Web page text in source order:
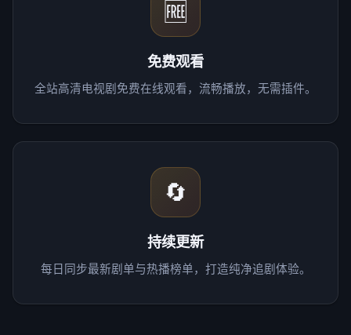
🆓
免费观看
全站高清电视剧免费在线观看，流畅播放，无需插件。
🔄
持续更新
每日同步最新剧单与热播榜单，打造纯净追剧体验。